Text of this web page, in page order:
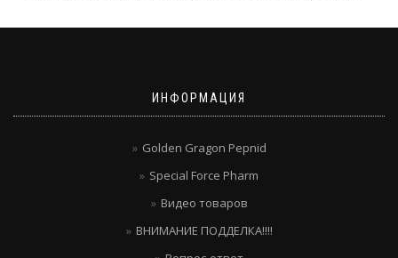
ИНФОРМАЦИЯ
Golden Gragon Pepnid
Special Force Pharm
Видео товаров
ВНИМАНИЕ ПОДДЕЛКА!!!!